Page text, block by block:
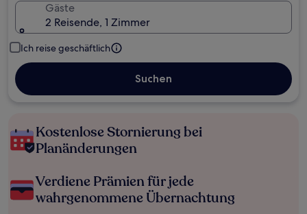
Gäste
2 Reisende, 1 Zimmer
Ich reise geschäftlich
Suchen
Kostenlose Stornierung bei
Planänderungen
Verdiene Prämien für jede
wahrgenommene Übernachtung